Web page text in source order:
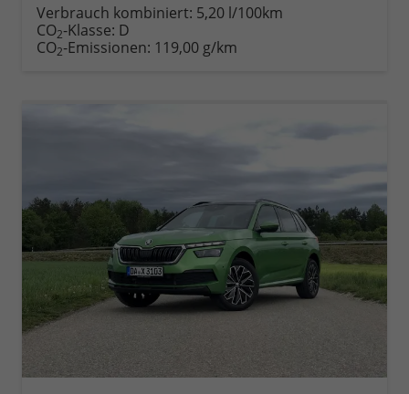
anfordern
Datei,
Verbrauch kombiniert: 5,20 l/100km
CO2-Klasse: D
CO2-Emissionen: 119,00 g/km